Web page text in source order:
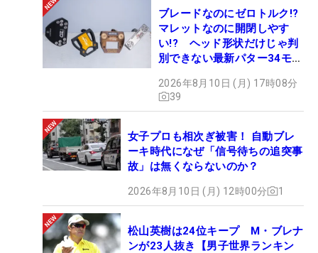
ブレードなのにゼロトルク!?
マレットなのに開閉しやす
い!? ヘッド形状だけじゃ判
別できない最新パター34モデ
#ギアカタログ2026
2026年8月10日 (月) 17時08分
39
女子プロも相次ぎ被害！ 自動ブレ
ーキ時代になぜ「信号待ちの追突事
故」は無くならないのか？
2026年8月10日 (月) 12時00分 1
松山英樹は24位キープ M・ブレナ
ンが23人抜き【男子世界ランキン